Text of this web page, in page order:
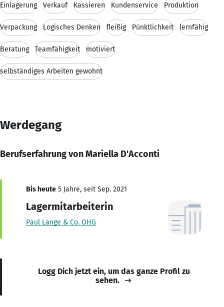
Einlagerung Verkauf Kassieren Kundenservice Produktion
Verpackung Logisches Denken fleißig Pünktlichkeit lernfähig
Beratung Teamfähigkeit motiviert
selbständiges Arbeiten gewohnt
Werdegang
Berufserfahrung von Mariella D'Acconti
Bis heute 5 Jahre, seit Sep. 2021
Lagermitarbeiterin
Paul Lange & Co. OHG
Logg Dich jetzt ein, um das ganze Profil zu
sehen.